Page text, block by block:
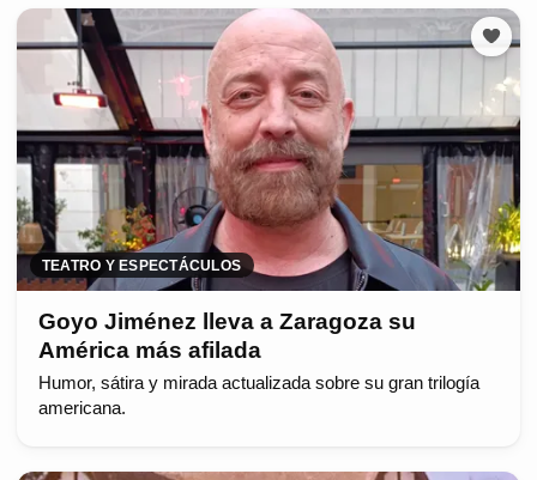
TEATRO Y ESPECTÁCULOS
Goyo Jiménez lleva a Zaragoza su
América más afilada
Humor, sátira y mirada actualizada sobre su gran trilogía
americana.